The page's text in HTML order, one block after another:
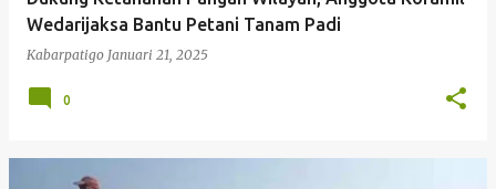
Wedarijaksa Bantu Petani Tanam Padi
Kabarpatigo Januari 21, 2025
0